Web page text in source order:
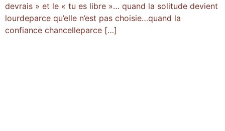
devrais » et le « tu es libre »… quand la solitude devient
lourdeparce qu’elle n’est pas choisie…quand la
confiance chancelleparce […]